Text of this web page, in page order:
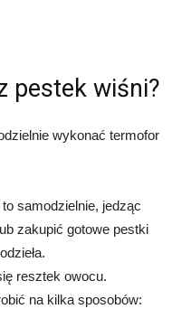
pestek wiśni?
wykonać termofor
samodzielnie, jedząc
zakupić gotowe pestki
resztek owocu.
na kilka sposobów: